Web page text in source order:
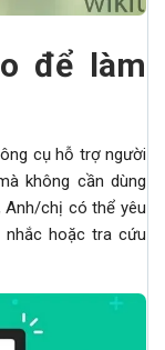
để làm
cụ hỗ trợ người
không cần dùng
Anh/chị có thể yêu
hoặc tra cứu